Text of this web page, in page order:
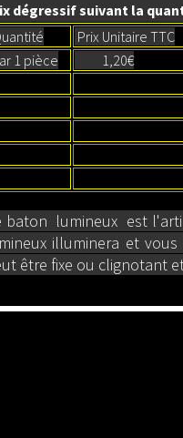
dégressif suivant la
Prix Unitaire TTC
1 pièce
1,20€
baton lumineux est
illuminera et
être fixe ou clignotant